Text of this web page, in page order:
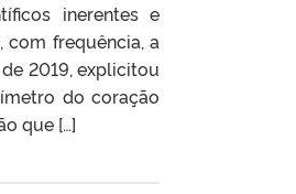
inerentes e
com frequência, a
2019, explicitou
do coração
que […]